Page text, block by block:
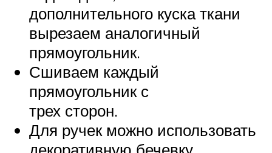
дополнительного куска ткани
вырезаем аналогичный
прямоугольник.
Сшиваем каждый
прямоугольник с
трех сторон.
Для ручек можно использовать